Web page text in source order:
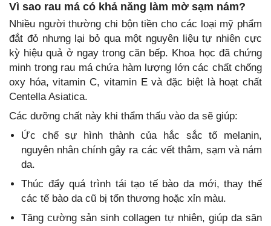
Vì sao rau má có khả năng làm mờ sạm nám?
Nhiều người thường chi bộn tiền cho các loại mỹ phẩm
đắt đỏ nhưng lại bỏ qua một nguyên liệu tự nhiên cực
kỳ hiệu quả ở ngay trong căn bếp. Khoa học đã chứng
minh trong rau má chứa hàm lượng lớn các chất chống
oxy hóa, vitamin C, vitamin E và đặc biệt là hoạt chất
Centella Asiatica.
Các dưỡng chất này khi thẩm thấu vào da sẽ giúp:
Ức chế sự hình thành của hắc sắc tố melanin,
nguyên nhân chính gây ra các vết thâm, sạm và nám
da.
Thúc đẩy quá trình tái tạo tế bào da mới, thay thế
các tế bào da cũ bị tổn thương hoặc xỉn màu.
Tăng cường sản sinh collagen tự nhiên, giúp da săn